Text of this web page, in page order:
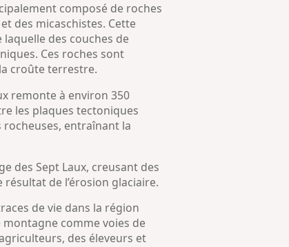
composé de roches
des micaschistes. Cette
des couches de
Ces roches sont
croûte terrestre.
remonte à environ 350
les plaques tectoniques
entraînant la
des Sept Laux, creusant des
résultat de l’érosion glaciaire.
de vie dans la région
comme voies de
des éleveurs et